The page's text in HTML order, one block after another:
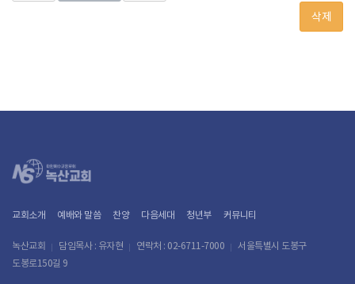
삭제
교회소개 예배와 말씀 찬양 다음세대 청년부 커뮤니티
녹산교회 담임목사 : 유자현 연락처 : 02-6711-7000
서울특별시 도봉구
도봉로150길 9